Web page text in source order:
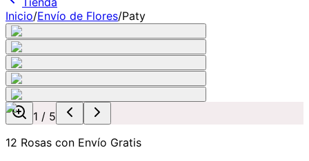
Inicio/Envío de Flores/Paty
1 / 5
12 Rosas con Envío Gratis